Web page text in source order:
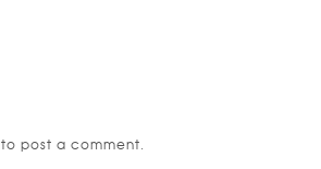
to post a comment.